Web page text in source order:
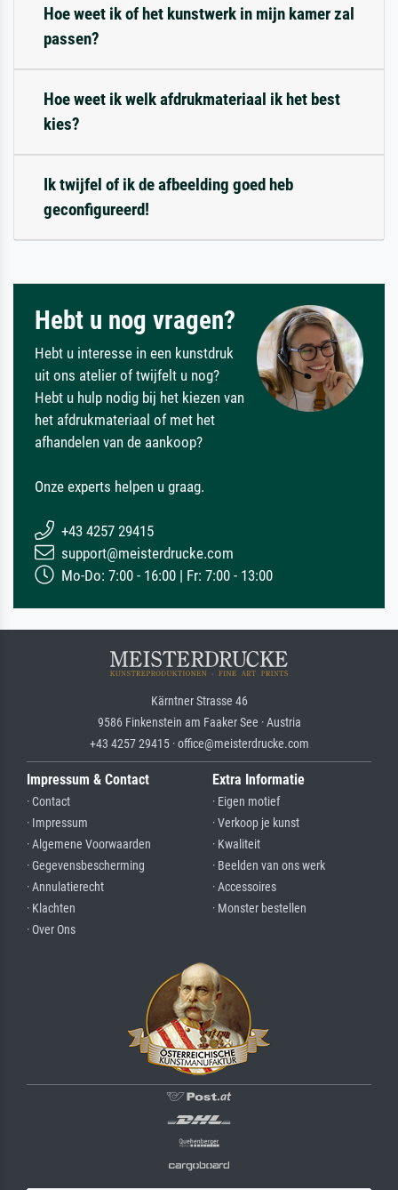
Hoe weet ik of het kunstwerk in mijn kamer zal
passen?
Hoe weet ik welk afdrukmateriaal ik het best
kies?
Ik twijfel of ik de afbeelding goed heb
geconfigureerd!
Hebt u nog vragen?
Hebt u interesse in een kunstdruk
uit ons atelier of twijfelt u nog?
Hebt u hulp nodig bij het kiezen van
het afdrukmateriaal of met het
afhandelen van de aankoop?
Onze experts helpen u graag.
+43 4257 29415
support@meisterdrucke.com
Mo-Do: 7:00 - 16:00 | Fr: 7:00 - 13:00
Kärntner Strasse 46
9586 Finkenstein am Faaker See · Austria
+43 4257 29415 · office@meisterdrucke.com
Impressum & Contact
· Contact
· Impressum
· Algemene Voorwaarden
· Gegevensbescherming
· Annulatierecht
· Klachten
· Over Ons
Extra Informatie
· Eigen motief
· Verkoop je kunst
· Kwaliteit
· Beelden van ons werk
· Accessoires
· Monster bestellen